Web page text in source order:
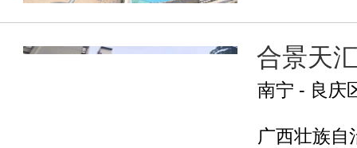
合景天
南宁 - 良庆
广西壮族自